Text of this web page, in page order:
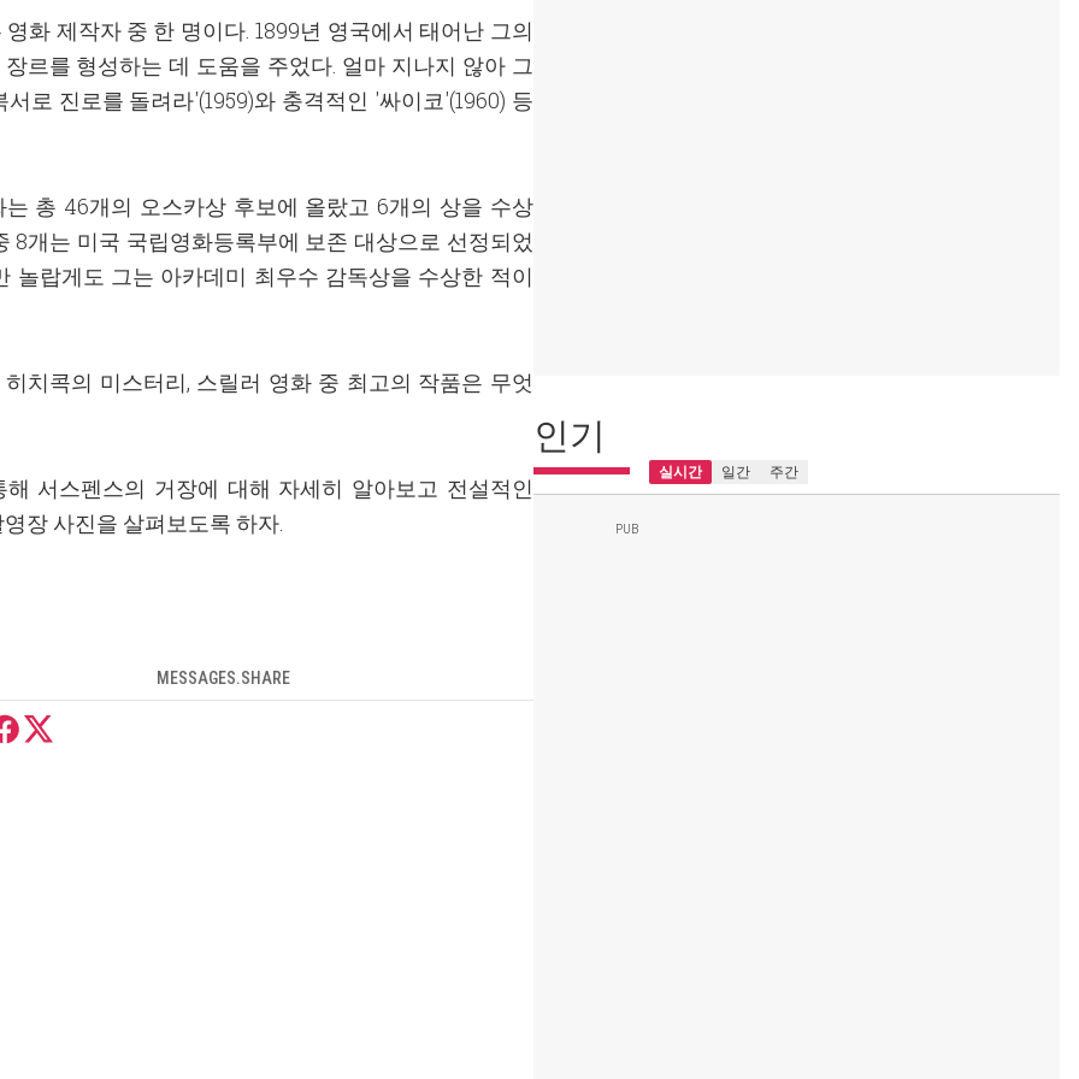
화 제작자 중 한 명이다. 1899년 영국에서 태어난 그의
르를 형성하는 데 도움을 주었다. 얼마 지나지 않아 그
로 진로를 돌려라'(1959)와 충격적인 '싸이코'(1960) 등
는 총 46개의 오스카상 후보에 올랐고 6개의 상을 수상
8개는 미국 국립영화등록부에 보존 대상으로 선정되었
놀랍게도 그는 아카데미 최우수 감독상을 수상한 적이
히치콕의 미스터리, 스릴러 영화 중 최고의 작품은 무엇
해 서스펜스의 거장에 대해 자세히 알아보고 전설적인
장 사진을 살펴보도록 하자.
MESSAGES.SHARE
인기
실시간 일간 주간